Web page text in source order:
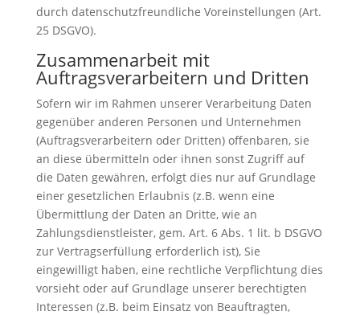
durch datenschutzfreundliche Voreinstellungen (Art.
25 DSGVO).
Zusammenarbeit mit
Auftragsverarbeitern und Dritten
Sofern wir im Rahmen unserer Verarbeitung Daten
gegenüber anderen Personen und Unternehmen
(Auftragsverarbeitern oder Dritten) offenbaren, sie
an diese übermitteln oder ihnen sonst Zugriff auf
die Daten gewähren, erfolgt dies nur auf Grundlage
einer gesetzlichen Erlaubnis (z.B. wenn eine
Übermittlung der Daten an Dritte, wie an
Zahlungsdienstleister, gem. Art. 6 Abs. 1 lit. b DSGVO
zur Vertragserfüllung erforderlich ist), Sie
eingewilligt haben, eine rechtliche Verpflichtung dies
vorsieht oder auf Grundlage unserer berechtigten
Interessen (z.B. beim Einsatz von Beauftragten,